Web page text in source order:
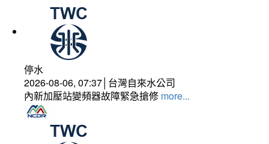
停水
2026-08-06, 07:37│台灣自來水公司
內新加壓站變頻器故障緊急搶修 more...